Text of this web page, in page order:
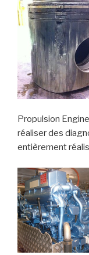
Propulsion
réaliser des
entièrement